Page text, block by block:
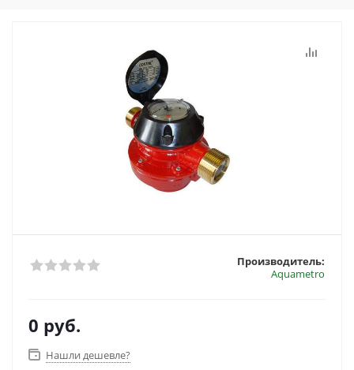
Производитель:
Aquametro
0 руб.
Нашли дешевле?